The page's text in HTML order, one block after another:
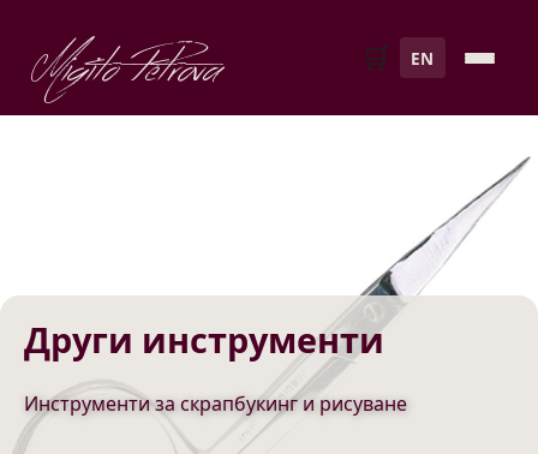
Migito Petrova 🛒 EN
Други инструменти
Инструменти за скрапбукинг и рисуване